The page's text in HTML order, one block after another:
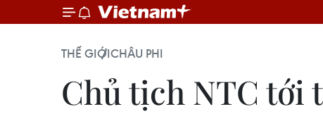
THẾ GIỚICHÂU PHI
Chủ tịch NTC tới